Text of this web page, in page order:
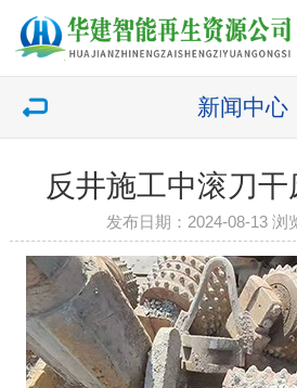
新闻中心
反井施工中滚刀
发布日期：2024-08-13 浏